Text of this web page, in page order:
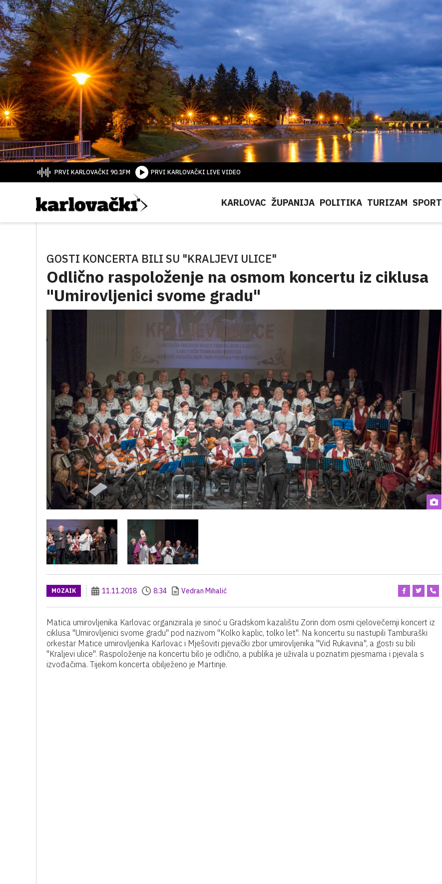
PRVI KARLOVAČKI 90.1FM PRVI KARLOVAČKI LIVE VIDEO
KARLOVAC ŽUPANIJA POLITIKA TURIZAM SPORT
GOSTI KONCERTA BILI SU "KRALJEVI ULICE"
Odlično raspoloženje na osmom koncertu iz ciklusa
"Umirovljenici svome gradu"
MOZAIK 11.11.2018 8:34 Vedran Mihalić
Matica umirovljenika Karlovac organizirala je sinoć u Gradskom kazalištu Zorin dom osmi cjelovečernji koncert iz
ciklusa "Umirovljenici svome gradu" pod nazivom "Kolko kaplic, tolko let". Na koncertu su nastupili Tamburaški
orkestar Matice umirovljenika Karlovac i Mješoviti pjevački zbor umirovljenika "Vid Rukavina", a gosti su bili
"Kraljevi ulice". Raspoloženje na koncertu bilo je odlično, a publika je uživala u poznatim pjesmama i pjevala s
izvođačima. Tijekom koncerta obilježeno je Martinje.